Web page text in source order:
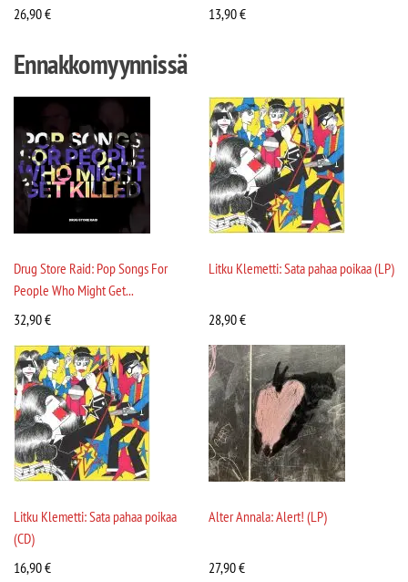
26,90€
13,90€
Ennakkomyynnissä
Drug Store Raid: Pop Songs For
People Who Might Get...
32,90€
Litku Klemetti: Sata pahaa poikaa (LP)
28,90€
Litku Klemetti: Sata pahaa poikaa
(CD)
16,90€
Alter Annala: Alert! (LP)
27,90€